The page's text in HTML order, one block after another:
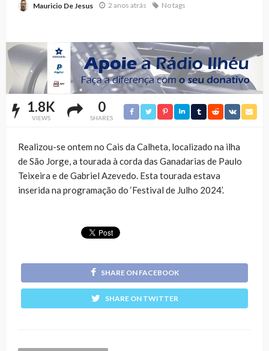
Mauricio De Jesus 2 anos atrás No tags
1.8K
VIEWS
0
SHARES
Realizou-se ontem no Cais da Calheta, localizado na ilha
de São Jorge, a tourada à corda das Ganadarias de Paulo
Teixeira e de Gabriel Azevedo. Esta tourada estava
inserida na programação do ‘Festival de Julho 2024’.
SHARE ON FACEBOOK
SHARE ON TWITTER